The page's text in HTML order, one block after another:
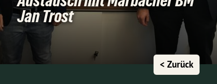
Jan Trost
< Zurück